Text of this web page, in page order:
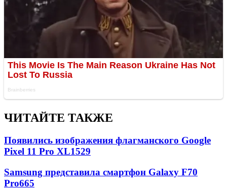
ЧИТАЙТЕ ТАКЖЕ
Появились изображения флагманского Google
Pixel 11 Pro XL1529
Samsung представила смартфон Galaxy F70
Pro665